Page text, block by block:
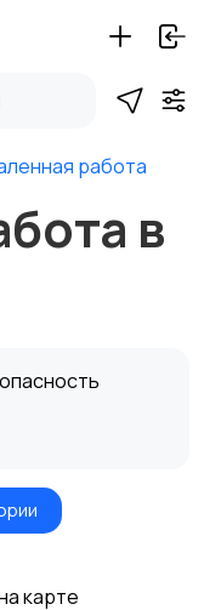
работа
в
менеджмент
карте